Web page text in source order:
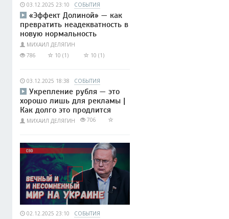
03.12.2025 23:10 СОБЫТИЯ
«Эффект Долиной» — как
превратить неадекватность в
новую нормальность
МИХАИЛ ДЕЛЯГИН
786
10 (1) 10 (1)
03.12.2025 18:38 СОБЫТИЯ
Укрепление рубля — это
хорошо лишь для рекламы |
Как долго это продлится
МИХАИЛ ДЕЛЯГИН 706
02.12.2025 23:10 СОБЫТИЯ